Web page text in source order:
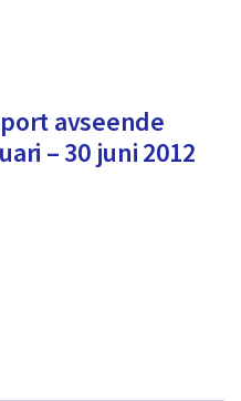
för
att
välja
avseende
– 30 juni 2012